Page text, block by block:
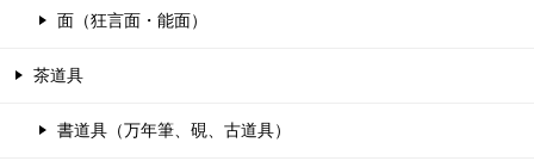
面（狂言面・能面）
茶道具
書道具（万年筆、硯、古道具）